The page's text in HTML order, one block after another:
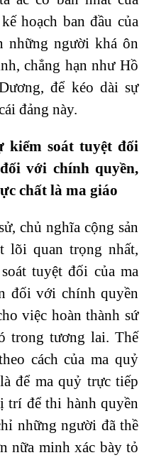
hoạch ban đầu của
người khá ôn
chẳng hạn như Hồ
để kéo dài sự
đảng này.
kiểm soát tuyệt đối
với chính quyền,
chất là ma giáo
chủ nghĩa cộng sản
lõi quan trọng nhất,
tuyệt đối của ma
đối với chính quyền
việc hoàn thành sứ
trong tương lai. Thế
cách của ma quỷ
để ma quỷ trực tiếp
trí để thi hành quyền
những người đã thề
nữa minh xác bày tỏ